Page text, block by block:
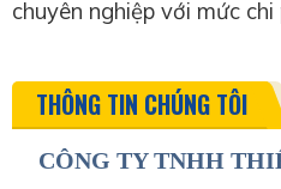
chuyên nghiệp với mức
THÔNG TIN CHÚNG TÔI
CÔNG TY TNHH